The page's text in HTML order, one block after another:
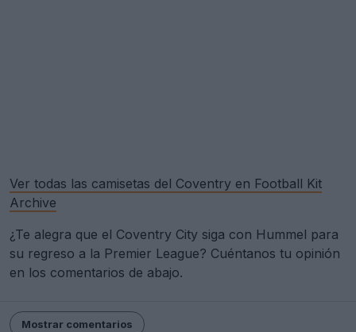
Ver todas las camisetas del Coventry en Football Kit
Archive
¿Te alegra que el Coventry City siga con Hummel para
su regreso a la Premier League? Cuéntanos tu opinión
en los comentarios de abajo.
Mostrar comentarios